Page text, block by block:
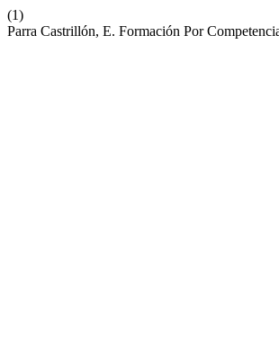
(1)
Parra Castrillón, E. Formación Por